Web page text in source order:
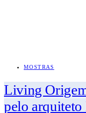
MOSTRAS
Living
pelo arquiteto